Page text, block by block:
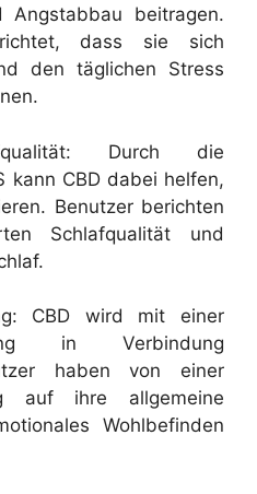
beitragen.
dass sie sich
den täglichen Stress
Durch die
kann CBD dabei helfen,
Benutzer berichten
Schlafqualität und
CBD wird mit einer
in Verbindung
haben von einer
auf ihre allgemeine
Wohlbefinden